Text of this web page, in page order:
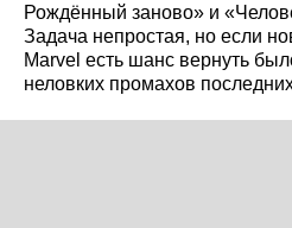
Рождённый заново» и
Задача непростая, но если
Marvel есть шанс вернуть
неловких промахов